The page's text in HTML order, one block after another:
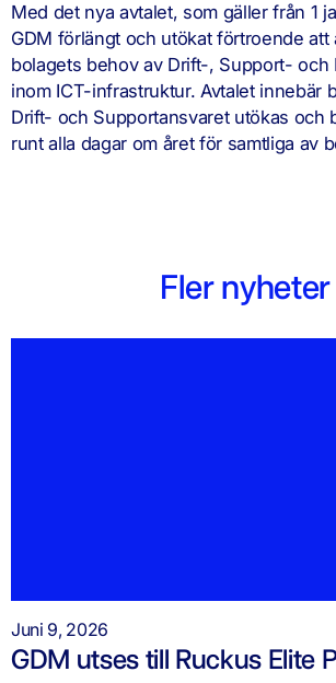
Med det nya avtalet, som gäller från 1
GDM förlängt och utökat förtroende att
bolagets behov av Drift-, Support- och
inom ICT-infrastruktur. Avtalet innebär
Drift- och Supportansvaret utökas och
runt alla dagar om året för samtliga av
Fler nyheter
Juni 9, 2026
GDM utses till Ruckus Elite